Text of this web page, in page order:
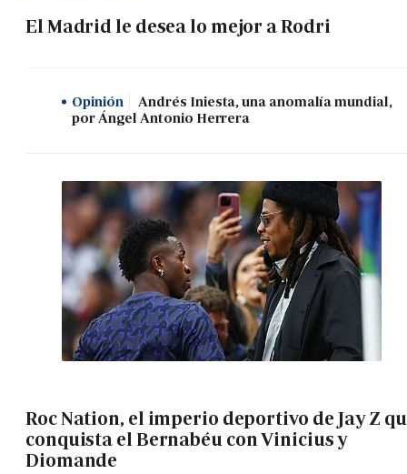
El Madrid le desea lo mejor a Rodri
Opinión
Andrés Iniesta, una anomalía mundial,
por Ángel Antonio Herrera
Roc Nation, el imperio deportivo de Jay Z
conquista el Bernabéu con Vinicius y
Diomande